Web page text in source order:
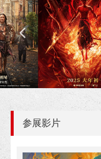
参展影片
넳